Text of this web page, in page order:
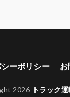
ーポリシー
2026 トラック